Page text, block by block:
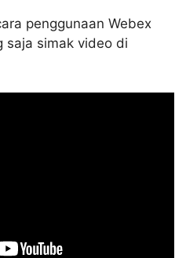
penggunaan Webex
saja simak video di